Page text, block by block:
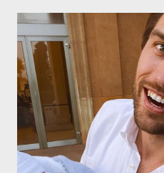
peluquería del grupo.Justo hace
contaba detalles del homenaje
radio,en el programa que
horas . Carolina y Quionia
Museu Marítim de BCN ,en las
destacadas del sector,así como
de comunicación, en una velada
años peinando almas, creando